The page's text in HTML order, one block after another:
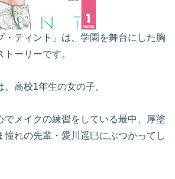
・ティント」は、学園を舞台にした胸
ーリーです。
高校1年生の女の子。
でメイクの練習をしている最中、厚塗
憧れの先輩・愛川遥巳にぶつかってし